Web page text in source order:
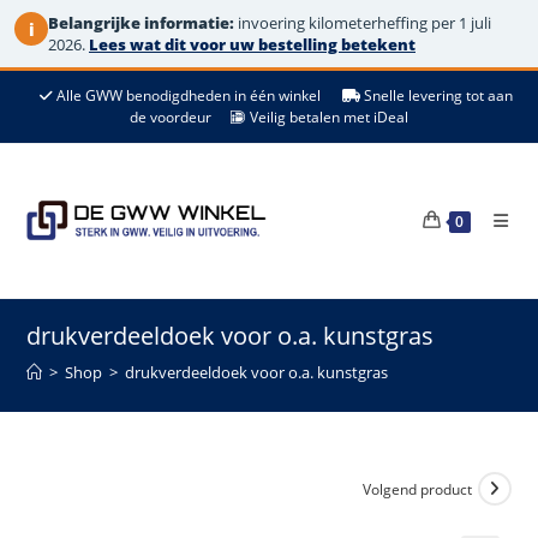
i Belangrijke informatie: invoering kilometerheffing per 1 juli
2026. Lees wat dit voor uw bestelling betekent
de
Alle GWW benodigdheden in één winkel
Snelle levering tot aan
de voordeur
Veilig betalen met iDeal
0
drukverdeeldoek voor o.a. kunstgras
> Shop > drukverdeeldoek voor o.a. kunstgras
Volgend product